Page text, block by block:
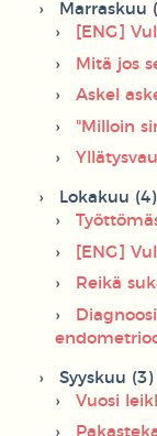
Marraskuu
[ENG]
Mitä jos
Askel
"Milloin
Lokakuu (4)
[ENG]
Reikä
Syyskuu (3)
Vuosi